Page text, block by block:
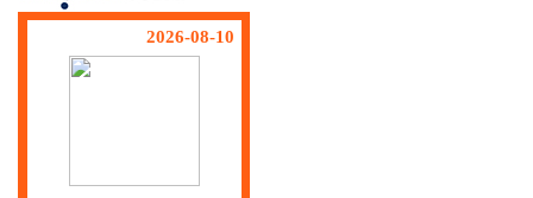
2026-08-10